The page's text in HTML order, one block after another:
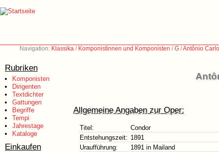
Navigation: Klassika / Komponistinnen und Komponisten /G /Antônio
Rubriken
Komponisten
Dirigenten
Textdichter
Gattungen
Begriffe
Tempi
Jahrestage
Kataloge
Einkaufen
Allgemeine Angaben zur Oper:
Titel:
Condor
Entstehungszeit: 1891
Uraufführung:
1891 in Mailand